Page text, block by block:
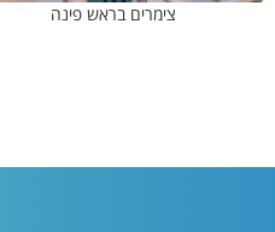
צימרים בראש פינה